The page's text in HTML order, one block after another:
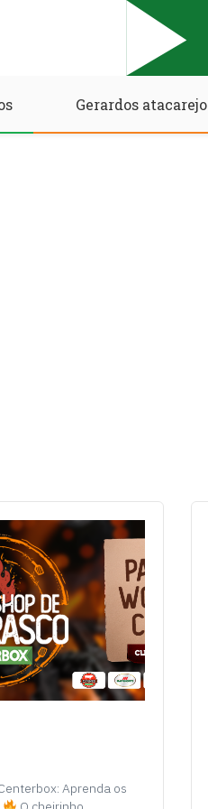
Gerardos atacarejo
Aprenda os